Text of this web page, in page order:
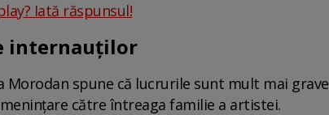
Iată răspunsul!
internauților
Morodan spune că lucrurile sunt mult mai grave
către întreaga familie a artistei.